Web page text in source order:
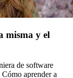
misma y el
de software
aprender a